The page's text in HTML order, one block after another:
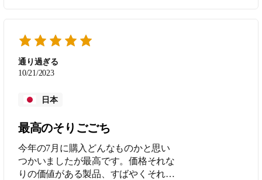
通り過ぎる
10/21/2023
日本
最高のそりごごち
今年の7月に購入どんなものかと思い
つかいましたが最高です。価格それな
りの価値がある製品、すばやくそれま